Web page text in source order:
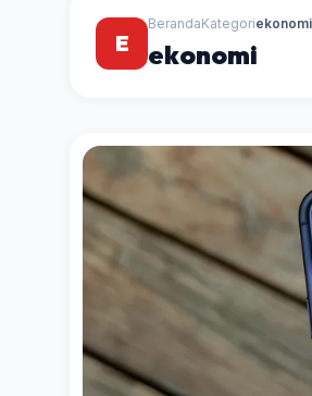
E
BerandaKategoriekonomi
ekonomi